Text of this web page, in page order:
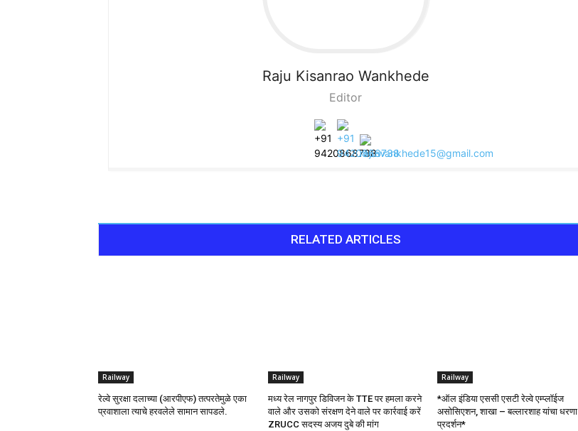
Raju Kisanrao Wankhede
Editor
RELATED ARTICLES
Railway
रेल्वे सुरक्षा दलाच्या (आरपीएफ) तत्परतेमुळे एका
प्रवाशाला त्याचे हरवलेले सामान सापडले.
Railway
मध्य रेल नागपुर डिविजन के TTE पर हमला करने
वाले और उसको संरक्षण देने वाले पर कार्रवाई करें
ZRUCC सदस्य अजय दुबे की मांग
Railway
*ऑल इंडिया एससी एसटी रेल्वे एम्प्लॉईज
असोसिएशन, शाखा – बल्लारशाह यांचा धरणा
प्रदर्शन*